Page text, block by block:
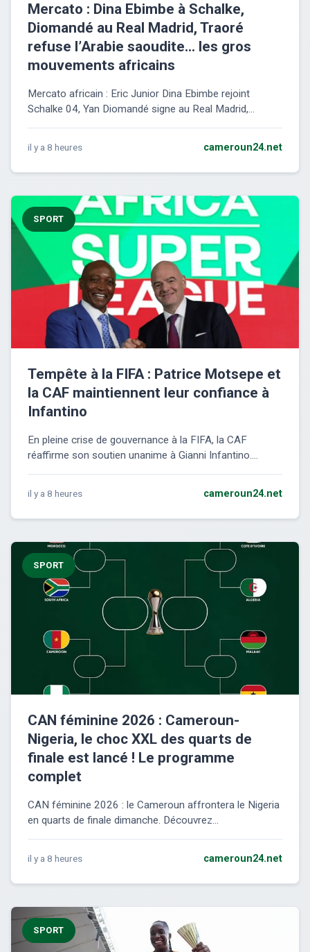
Mercato : Dina Ebimbe à Schalke,
Diomandé au Real Madrid, Traoré
refuse l’Arabie saoudite… les gros
mouvements africains
Mercato africain : Eric Junior Dina Ebimbe rejoint
Schalke 04, Yan Diomandé signe au Real Madrid,...
il y a 8 heures cameroun24.net
SPORT
Tempête à la FIFA : Patrice Motsepe et
la CAF maintiennent leur confiance à
Infantino
En pleine crise de gouvernance à la FIFA, la CAF
réaffirme son soutien unanime à Gianni Infantino....
il y a 8 heures cameroun24.net
SPORT
CAN féminine 2026 : Cameroun-
Nigeria, le choc XXL des quarts de
finale est lancé ! Le programme
complet
CAN féminine 2026 : le Cameroun affrontera le Nigeria
en quarts de finale dimanche. Découvrez...
il y a 8 heures cameroun24.net
SPORT